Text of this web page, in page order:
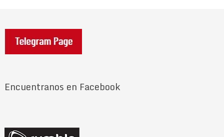
Encuentranos en Facebook